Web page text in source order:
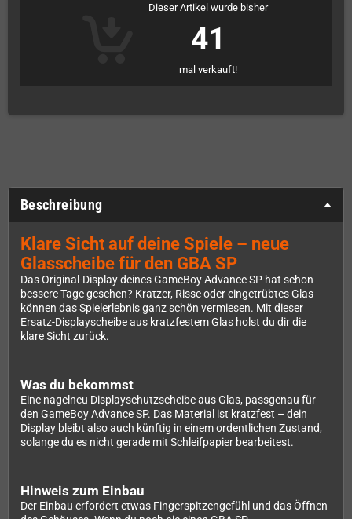
Dieser Artikel wurde bisher
41
mal verkauft!
Beschreibung
Klare Sicht auf deine Spiele – neue
Glasscheibe für den GBA SP
Das Original-Display deines GameBoy Advance SP hat schon
bessere Tage gesehen? Kratzer, Risse oder eingetrübtes Glas
können das Spielerlebnis ganz schön vermiesen. Mit dieser
Ersatz-Displayscheibe aus kratzfestem Glas holst du dir die
klare Sicht zurück.
Was du bekommst
Eine nagelneu Displayschutzscheibe aus Glas, passgenau für
den GameBoy Advance SP. Das Material ist kratzfest – dein
Display bleibt also auch künftig in einem ordentlichen Zustand,
solange du es nicht gerade mit Schleifpapier bearbeitest.
Hinweis zum Einbau
Der Einbau erfordert etwas Fingerspitzengefühl und das Öffnen